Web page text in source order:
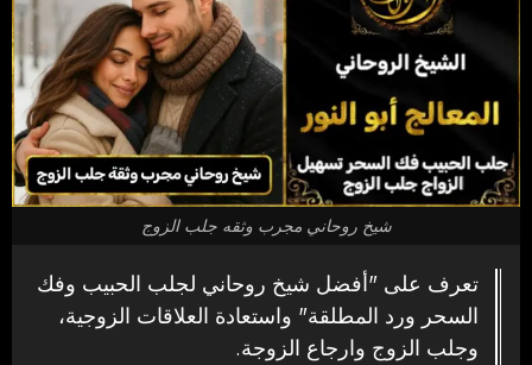
شيخ روحاني مجرب وثقه جلب الزوج
تعرف على "أفضل شيخ روحاني لجلب الحبيب وفك
السحر ورد المطلقة" واستعادة العلاقات الزوجية،
وجلب الزوج وارجاع الزوجة.